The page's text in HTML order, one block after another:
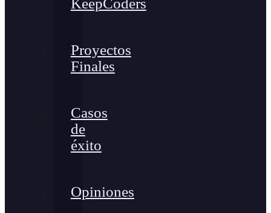
KeepCoders
Proyectos
Finales
Casos
de
éxito
Opiniones